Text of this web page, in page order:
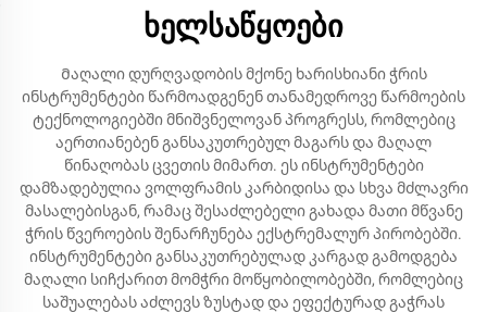
ხელსაწყოები
Მაღალი დურღვადობის მქონე ხარისხიანი ჭრის
ინსტრუმენტები წარმოადგენენ თანამედროვე წარმოების
ტექნოლოგიებში მნიშვნელოვან პროგრესს, რომლებიც
აერთიანებენ განსაკუთრებულ მაგარს და მაღალ
წინაღობას ცვეთის მიმართ. ეს ინსტრუმენტები
დამზადებულია ვოლფრამის კარბიდისა და სხვა მძლავრი
მასალებისგან, რამაც შესაძლებელი გახადა მათი მწვანე
ჭრის წვეროების შენარჩუნება ექსტრემალურ პირობებში.
ინსტრუმენტები განსაკუთრებულად კარგად გამოდგება
მაღალი სიჩქარით მომჭრი მოწყობილობებში, რომლებიც
საშუალებას აძლევს ზუსტად და ეფექტურად გაჭრას